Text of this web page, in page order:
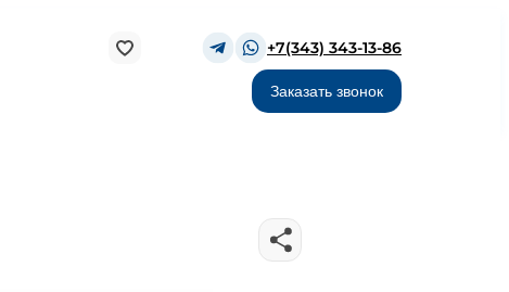
+7(343) 343-13-86
Заказать звонок